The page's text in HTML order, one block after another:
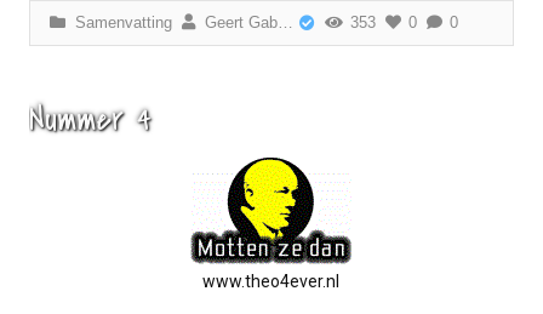
Samenvatting Geert Gabriëls 353 0 0
Nummer 4
www.theo4ever.nl